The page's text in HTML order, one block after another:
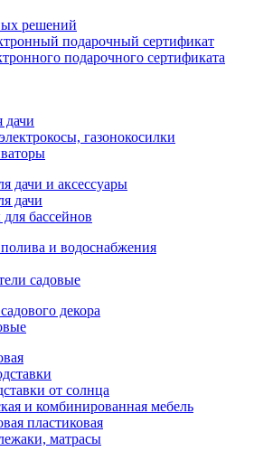
решений
подарочный сертификат
дачи
газонокосилки
дачи и аксессуары
дачи
бассейнов
и водоснабжения
садовые
декора
от солнца
и комбинированная мебель
пластиковая
матрасы